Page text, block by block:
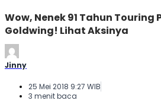
Wow, Nenek 91 Tahun Touring
Goldwing! Lihat Aksinya
Jinny
25 Mei 2018 9:27 WIB
3 menit baca